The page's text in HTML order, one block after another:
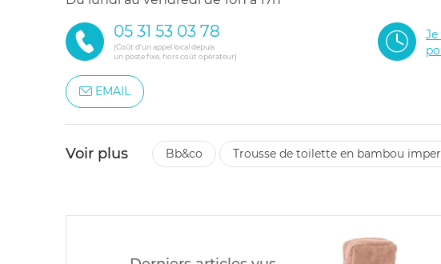
05 31 53 03 78
(Coût d'un appel local depuis
un poste fixe, hors coût opérateur)
EMAIL
Voir plus bb&co trousse de toilette en bambou